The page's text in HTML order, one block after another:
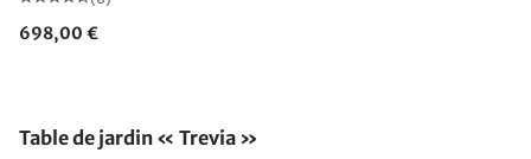
698,00 €
Table de jardin « Trevia »